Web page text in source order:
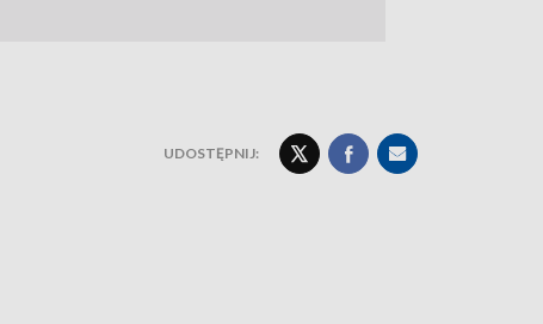
UDOSTĘPNIJ: